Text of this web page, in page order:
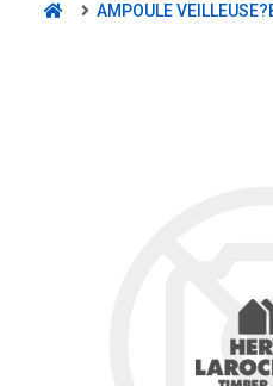
AMPOULE